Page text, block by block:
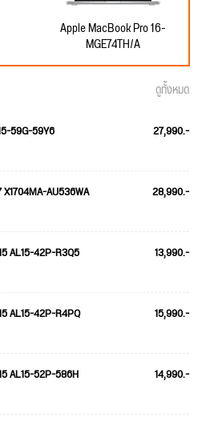
Apple MacBook Pro 16-
MGE74TH/A
ดูทั้งหมด
59G-59Y6 27,990.-
X1704MA-AU536WA 28,990.-
AL15-42P-R3Q5 13,990.-
AL15-42P-R4PQ 15,990.-
AL15-52P-586H 14,990.-